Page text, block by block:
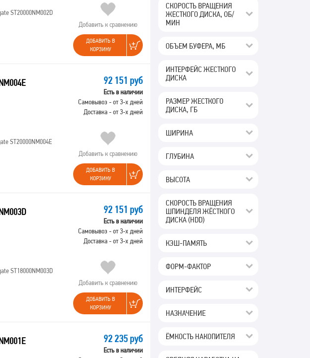
СКОРОСТЬ ВРАЩЕНИЯ
ЖЕСТКОГО ДИСКА, ОБ/
МИН
ОБЪЕМ БУФЕРА, МБ
ИНТЕРФЕЙС ЖЕСТКОГО
ДИСКА
РАЗМЕР ЖЕСТКОГО
ДИСКА, ГБ
ШИРИНА
ГЛУБИНА
ВЫСОТА
СКОРОСТЬ ВРАЩЕНИЯ
ШПИНДЕЛЯ ЖЁСТКОГО
ДИСКА (HDD)
КЭШ-ПАМЯТЬ
ФОРМ-ФАКТОР
ИНТЕРФЕЙС
НАЗНАЧЕНИЕ
ЁМКОСТЬ НАКОПИТЕЛЯ
ST20000NM002D
Добавить к сравнению
ДОБАВИТЬ В
КОРЗИНУ
ST20000NM004E
92 151 руб
Есть в наличии
Самовывоз - от 3-х дней
Доставка - от 3-х дней
Добавить к сравнению
ДОБАВИТЬ В
КОРЗИНУ
ST18000NM003D
92 151 руб
Есть в наличии
Самовывоз - от 3-х дней
Доставка - от 3-х дней
Добавить к сравнению
ДОБАВИТЬ В
КОРЗИНУ
92 235 руб
Есть в наличии